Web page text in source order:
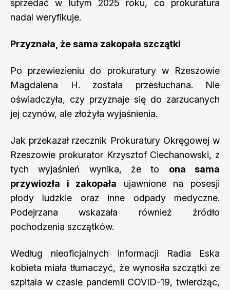
sprzedać w lutym 2025 roku, co prokuratura
nadal weryfikuje.
Przyznała, że sama zakopała szczątki
Po przewiezieniu do prokuratury w Rzeszowie
Magdalena H. została przesłuchana. Nie
oświadczyła, czy przyznaje się do zarzucanych
jej czynów, ale złożyła wyjaśnienia.
Jak przekazał rzecznik Prokuratury Okręgowej w
Rzeszowie prokurator Krzysztof Ciechanowski, z
tych wyjaśnień wynika, że to ona sama
przywiozła i zakopała ujawnione na posesji
płody ludzkie oraz inne odpady medyczne.
Podejrzana wskazała również źródło
pochodzenia szczątków.
Według nieoficjalnych informacji Radia Eska
kobieta miała tłumaczyć, że wynosiła szczątki ze
szpitala w czasie pandemii COVID-19, twierdząc,